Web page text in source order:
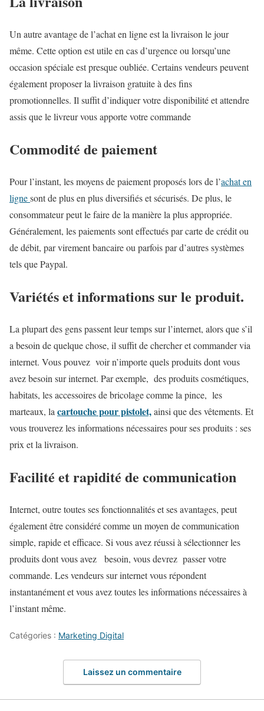
Un autre avantage de l’achat en ligne est la livraison le jour
même. Cette option est utile en cas d’urgence ou lorsqu’une
occasion spéciale est presque oubliée. Certains vendeurs peuvent
également proposer la livraison gratuite à des fins
promotionnelles. Il suffit d’indiquer votre disponibilité et attendre
assis que le livreur vous apporte votre commande
Commodité de paiement
Pour l’instant, les moyens de paiement proposés lors de l’achat en
lignesont de plus en plus diversifiés et sécurisés. De plus, le
consommateur peut le faire de la manière la plus appropriée.
Généralement, les paiements sont effectués par carte de crédit ou
de débit, par virement bancaire ou parfois par d’autres systèmes
tels que Paypal.
Variétés et informations sur le produit.
La plupart des gens passent leur temps sur l’internet, alors que s’il
a besoin de quelque chose, il suffit de chercher et commander via
internet. Vous pouvez voir n’importe quels produits dont vous
avez besoin sur internet. Par exemple, des produits cosmétiques,
habitats, les accessoires de bricolage comme la pince, les
marteaux, la cartouche pour pistolet,ainsi que des vêtements. Et
vous trouverez les informations nécessaires pour ses produits : ses
prix et la livraison.
Facilité et rapidité de communication
Internet, outre toutes ses fonctionnalités et ses avantages, peut
également être considéré comme un moyen de communication
simple, rapide et efficace. Si vous avez réussi à sélectionner les
produits dont vous avez besoin, vous devrez passer votre
commande. Les vendeurs sur internet vous répondent
instantanément et vous avez toutes les informations nécessaires à
l’instant même.
Catégories : Marketing Digital
Laissez un commentaire